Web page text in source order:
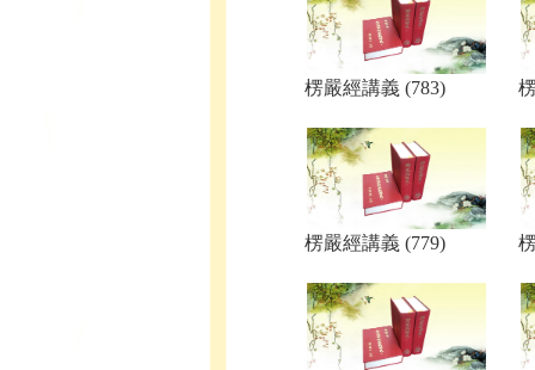
楞嚴經講義 (783)
楞嚴經講義 (779)